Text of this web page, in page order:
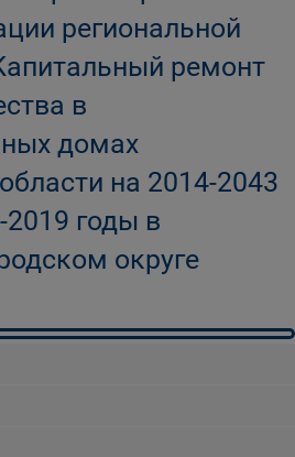
региональной
ремонт
в
домах
на 2014-2043
2019 годы в
округе